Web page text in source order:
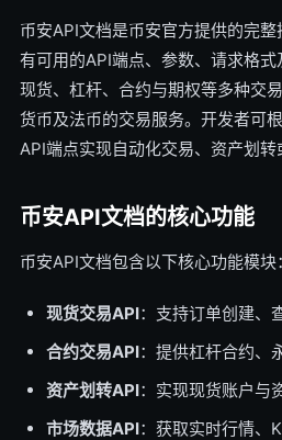
币安API文档是币安官方提供的完
有可用的API端点、参数、请求格
现货、杠杆、合约与期权等多种交
货币及法币的交易服务。开发者可
API端点实现自动化交易、资产划转
币安API文档的核心功能
币安API文档包含以下核心功能模块：
现货交易API：支持订单创建、
合约交易API：提供杠杆合约、
资产划转API：实现现货账户与
市场数据API：获取实时行情、